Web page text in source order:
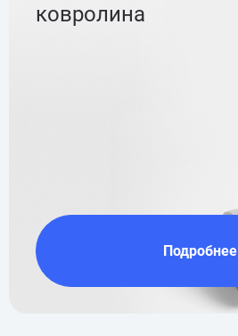
ковролина
Подробнее